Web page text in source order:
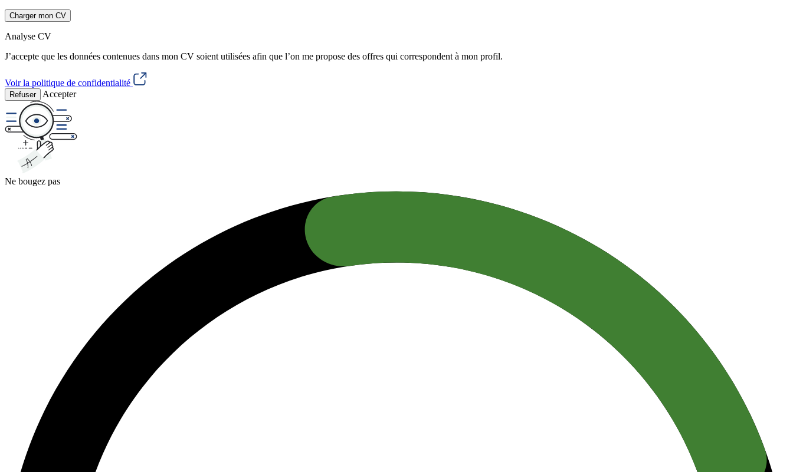
Charger mon CV
Analyse CV
J’accepte que les données contenues dans mon CV soient utilisées afin que l’on me propose des offres qui correspondent à mon profil.
Voir la politique de confidentialité
Refuser Accepter
Ne bougez pas